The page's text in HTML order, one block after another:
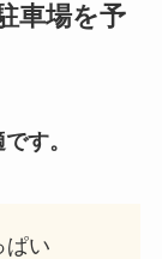
車場を予
す。
ぱい